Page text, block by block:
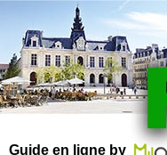
Guide en ligne by